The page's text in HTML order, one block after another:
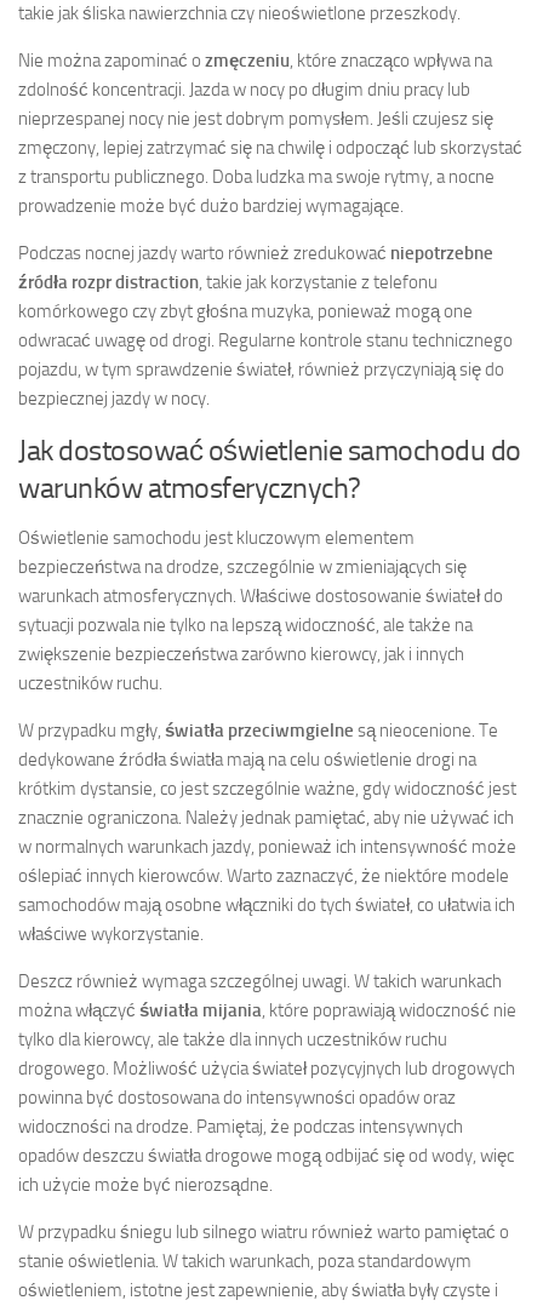
takie jak śliska nawierzchnia czy nieoświetlone przeszkody.
Nie można zapominać o zmęczeniu , które znacząco wpływa na
zdolność koncentracji. Jazda w nocy po długim dniu pracy lub
nieprzespanej nocy nie jest dobrym pomysłem. Jeśli czujesz się
zmęczony, lepiej zatrzymać się na chwilę i odpocząć lub skorzystać
z transportu publicznego. Doba ludzka ma swoje rytmy, a nocne
prowadzenie może być dużo bardziej wymagające.
Podczas nocnej jazdy warto również zredukować niepotrzebne
źródła rozpr distraction , takie jak korzystanie z telefonu
komórkowego czy zbyt głośna muzyka, ponieważ mogą one
odwracać uwagę od drogi. Regularne kontrole stanu technicznego
pojazdu, w tym sprawdzenie świateł, również przyczyniają się do
bezpiecznej jazdy w nocy.
Jak dostosować oświetlenie samochodu do
warunków atmosferycznych?
Oświetlenie samochodu jest kluczowym elementem
bezpieczeństwa na drodze, szczególnie w zmieniających się
warunkach atmosferycznych. Właściwe dostosowanie świateł do
sytuacji pozwala nie tylko na lepszą widoczność, ale także na
zwiększenie bezpieczeństwa zarówno kierowcy, jak i innych
uczestników ruchu.
W przypadku mgły, światła przeciwmgielne są nieocenione. Te
dedykowane źródła światła mają na celu oświetlenie drogi na
krótkim dystansie, co jest szczególnie ważne, gdy widoczność jest
znacznie ograniczona. Należy jednak pamiętać, aby nie używać ich
w normalnych warunkach jazdy, ponieważ ich intensywność może
oślepiać innych kierowców. Warto zaznaczyć, że niektóre modele
samochodów mają osobne włączniki do tych świateł, co ułatwia ich
właściwe wykorzystanie.
Deszcz również wymaga szczególnej uwagi. W takich warunkach
można włączyć światła mijania , które poprawiają widoczność nie
tylko dla kierowcy, ale także dla innych uczestników ruchu
drogowego. Możliwość użycia świateł pozycyjnych lub drogowych
powinna być dostosowana do intensywności opadów oraz
widoczności na drodze. Pamiętaj, że podczas intensywnych
opadów deszczu światła drogowe mogą odbijać się od wody, więc
ich użycie może być nierozsądne.
W przypadku śniegu lub silnego wiatru również warto pamiętać o
stanie oświetlenia. W takich warunkach, poza standardowym
oświetleniem, istotne jest zapewnienie, aby światła były czyste i